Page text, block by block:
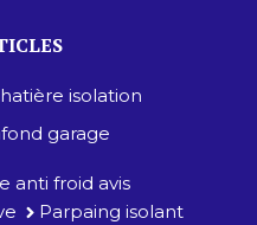
isolation
garage
anti froid avis
Parpaing isolant